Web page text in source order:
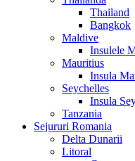
Thailand
Bangkok
Maldive
Insulele
Mauritius
Insula
Seychelles
Insula
Tanzania
Sejururi Romania
Delta Dunarii
Litoral